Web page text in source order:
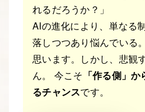
れるだろうか？」
AIの進化により、単なる
落しつつあり悩んでいる
思います。しかし、悲観
ん。 今こそ 「作る側」
るチャンスです。
AL STO